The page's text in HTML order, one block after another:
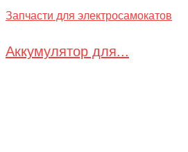
Запчасти для электросамокатов
Аккумулятор для...